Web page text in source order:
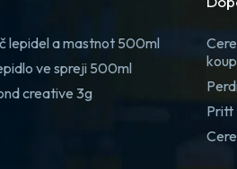
lepidel a mastnot 500ml
ve spreji 500ml
creative 3g
Pritt